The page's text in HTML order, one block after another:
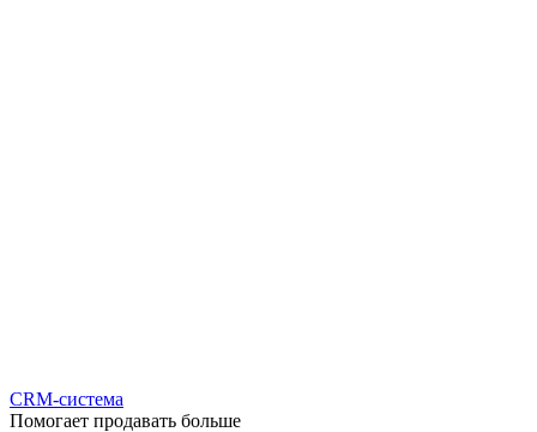
CRM-система
Помогает продавать больше